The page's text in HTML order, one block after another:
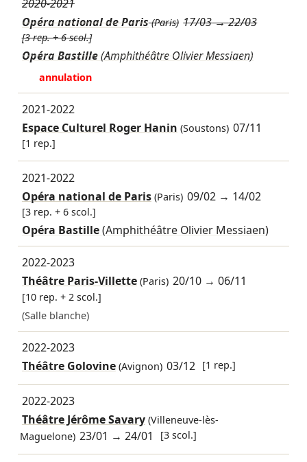
2020-2021
Opéra national de Paris(Paris) 17/03→22/03
[3 rep. + 6 scol.]
Opéra Bastille(Amphithéâtre Olivier Messiaen)
annulation
2021-2022
Espace Culturel Roger Hanin (Soustons) 07/11
[1 rep.]
2021-2022
Opéra national de Paris(Paris) 09/02 → 14/02
[3 rep. + 6 scol.]
Opéra Bastille(Amphithéâtre Olivier Messiaen)
2022-2023
Théâtre Paris-Villette(Paris) 20/10 →06/11
[10 rep. + 2 scol.]
(Salle blanche)
2022-2023
Théâtre Golovine(Avignon) 03/12 [1 rep.]
2022-2023
Théâtre Jérôme Savary(Villeneuve-lès-
Maguelone) 23/01 →24/01 [3 scol.]